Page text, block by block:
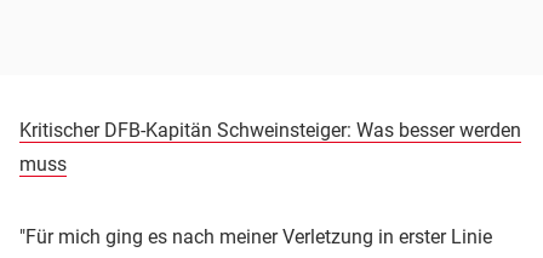
Kritischer DFB-Kapitän Schweinsteiger: Was besser werden
muss
"Für mich ging es nach meiner Verletzung in erster Linie